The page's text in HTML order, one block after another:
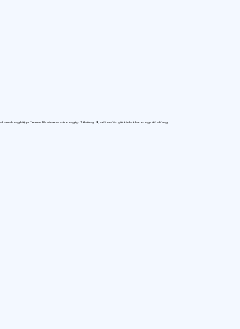
nghiệp Team Business vào ngày 1 tháng 9, với mức giá tính theo người dùng.